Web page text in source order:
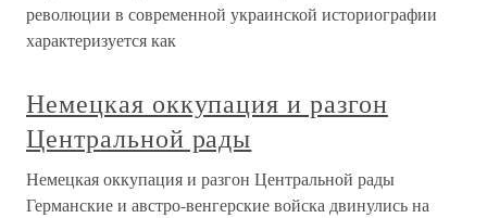
революции в современной украинской историографии
характеризуется как
Немецкая оккупация и разгон
Центральной рады
Немецкая оккупация и разгон Центральной рады
Германские и австро-венгерские войска двинулись на